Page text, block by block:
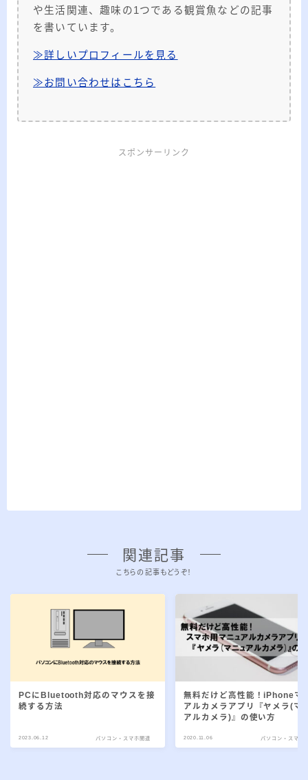
や生活関連、趣味の1つである観賞魚などの記事
を書いています。
≫詳しいプロフィールを見る
≫お問い合わせはこちら
スポンサーリンク
関連記事
こちらの記事もどうぞ！
PCにBluetooth対応のマウスを接
続する方法
2023.06.12 パソコン・スマホ関連
無料だけど高性能！iPhoneマ
アルカメラアプリ『ヤメラ(マ
アルカメラ)』の使い方
2020.11.06 パソコン・スマホ